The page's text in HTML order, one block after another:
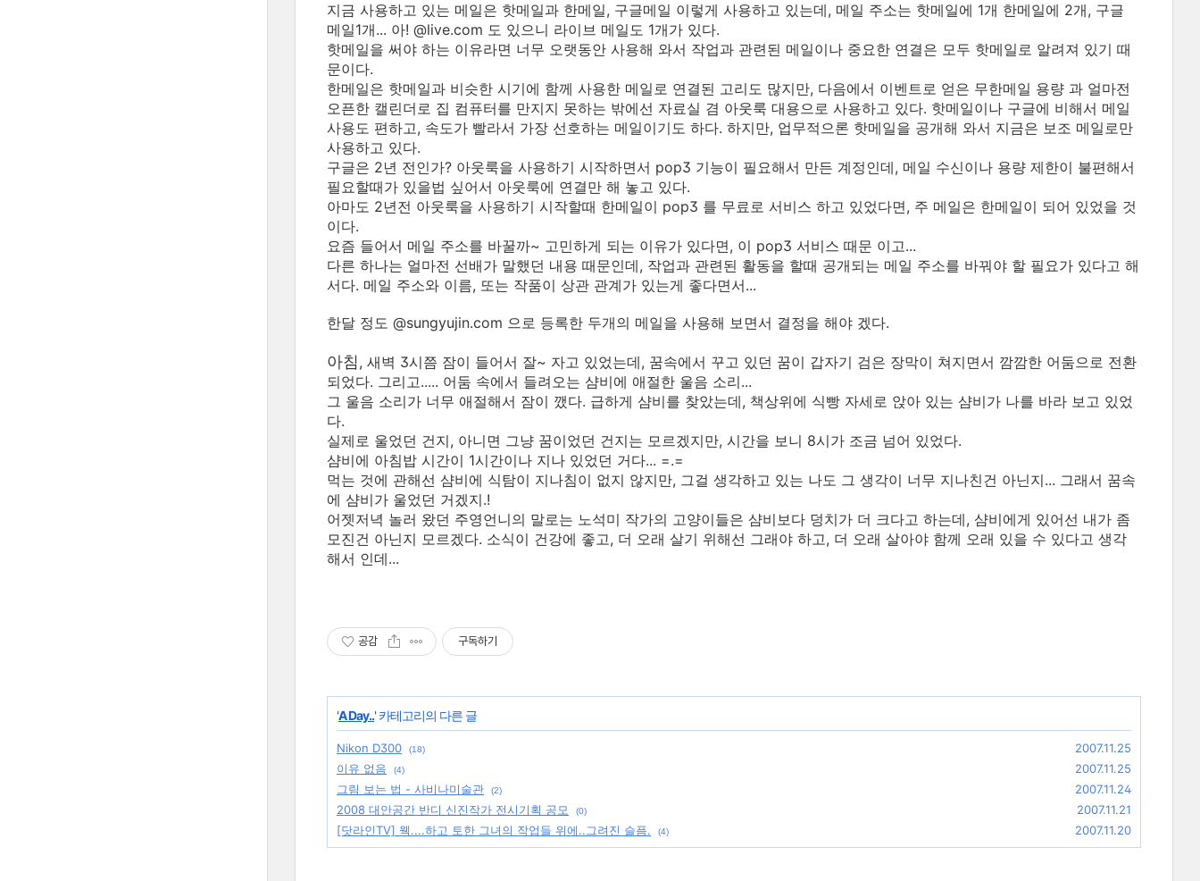
지금 사용하고 있는 메일은 핫메일과 한메일, 구글메일 이렇게 사용하고 있는데, 메일 주소는 핫메일에 1개 한메일에 2개, 구글
메일1개... 아! @live.com 도 있으니 라이브 메일도 1개가 있다.
핫메일을 써야 하는 이유라면 너무 오랫동안 사용해 와서 작업과 관련된 메일이나 중요한 연결은 모두 핫메일로 알려져 있기 때
문이다.
한메일은 핫메일과 비슷한 시기에 함께 사용한 메일로 연결된 고리도 많지만, 다음에서 이벤트로 얻은 무한메일 용량 과 얼마전
오픈한 캘린더로 집 컴퓨터를 만지지 못하는 밖에선 자료실 겸 아웃룩 대용으로 사용하고 있다. 핫메일이나 구글에 비해서 메일
사용도 편하고, 속도가 빨라서 가장 선호하는 메일이기도 하다. 하지만, 업무적으론 핫메일을 공개해 와서 지금은 보조 메일로만
사용하고 있다.
구글은 2년 전인가? 아웃룩을 사용하기 시작하면서 pop3 기능이 필요해서 만든 계정인데, 메일 수신이나 용량 제한이 불편해서
필요할때가 있을법 싶어서 아웃룩에 연결만 해 놓고 있다.
아마도 2년전 아웃룩을 사용하기 시작할때 한메일이 pop3 를 무료로 서비스 하고 있었다면, 주 메일은 한메일이 되어 있었을 것
이다.
요즘 들어서 메일 주소를 바꿀까~ 고민하게 되는 이유가 있다면, 이 pop3 서비스 때문 이고...
다른 하나는 얼마전 선배가 말했던 내용 때문인데, 작업과 관련된 활동을 할때 공개되는 메일 주소를 바꿔야 할 필요가 있다고 해
서다. 메일 주소와 이름, 또는 작품이 상관 관계가 있는게 좋다면서...
한달 정도 @sungyujin.com 으로 등록한 두개의 메일을 사용해 보면서 결정을 해야 겠다.
아침, 새벽 3시쯤 잠이 들어서 잘~ 자고 있었는데, 꿈속에서 꾸고 있던 꿈이 갑자기 검은 장막이 쳐지면서 깜깜한 어둠으로 전환
되었다. 그리고..... 어둠 속에서 들려오는 샴비에 애절한 울음 소리...
그 울음 소리가 너무 애절해서 잠이 깼다. 급하게 샴비를 찾았는데, 책상위에 식빵 자세로 앉아 있는 샴비가 나를 바라 보고 있었
다.
실제로 울었던 건지, 아니면 그냥 꿈이었던 건지는 모르겠지만, 시간을 보니 8시가 조금 넘어 있었다.
샴비에 아침밥 시간이 1시간이나 지나 있었던 거다... =.=
먹는 것에 관해선 샴비에 식탐이 지나침이 없지 않지만, 그걸 생각하고 있는 나도 그 생각이 너무 지나친건 아닌지... 그래서 꿈속
에 샴비가 울었던 거겠지.!
어젯저녁 놀러 왔던 주영언니의 말로는 노석미 작가의 고양이들은 샴비보다 덩치가 더 크다고 하는데, 샴비에게 있어선 내가 좀
모진건 아닌지 모르겠다. 소식이 건강에 좋고, 더 오래 살기 위해선 그래야 하고, 더 오래 살아야 함께 오래 있을 수 있다고 생각
해서 인데...
공감 구독하기
'A Day..' 카테고리의 다른 글
Nikon D300 (18)
2007.11.25
이유 없음
(4)
2007.11.25
그림 보는 법 - 사비나미술관
(2)
2007.11.24
2008 대안공간 반디 신진작가 전시기획 공모
(0)
2007.11.21
[닷라인TV] 웩....하고 토한 그녀의 작업들 위에..그려진 슬픔.
(4) 2007.11.20